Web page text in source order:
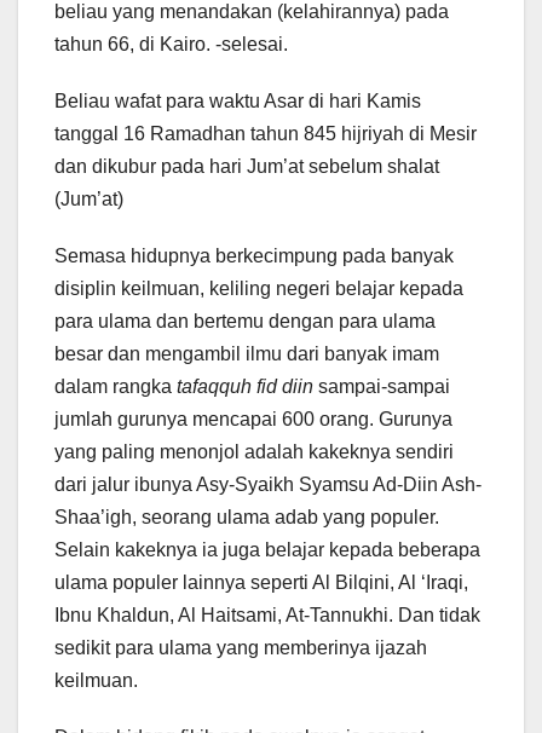
beliau yang menandakan (kelahirannya) pada
tahun 66, di Kairo. -selesai.
Beliau wafat para waktu Asar di hari Kamis
tanggal 16 Ramadhan tahun 845 hijriyah di Mesir
dan dikubur pada hari Jum’at sebelum shalat
(Jum’at)
Semasa hidupnya berkecimpung pada banyak
disiplin keilmuan, keliling negeri belajar kepada
para ulama dan bertemu dengan para ulama
besar dan mengambil ilmu dari banyak imam
dalam rangka tafaqquh fid diin sampai-sampai
jumlah gurunya mencapai 600 orang. Gurunya
yang paling menonjol adalah kakeknya sendiri
dari jalur ibunya Asy-Syaikh Syamsu Ad-Diin Ash-
Shaa’igh, seorang ulama adab yang populer.
Selain kakeknya ia juga belajar kepada beberapa
ulama populer lainnya seperti Al Bilqini, Al ‘Iraqi,
Ibnu Khaldun, Al Haitsami, At-Tannukhi. Dan tidak
sedikit para ulama yang memberinya ijazah
keilmuan.